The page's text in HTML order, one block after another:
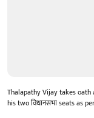
Thalapathy Vijay takes
his two विधानसभा seats as